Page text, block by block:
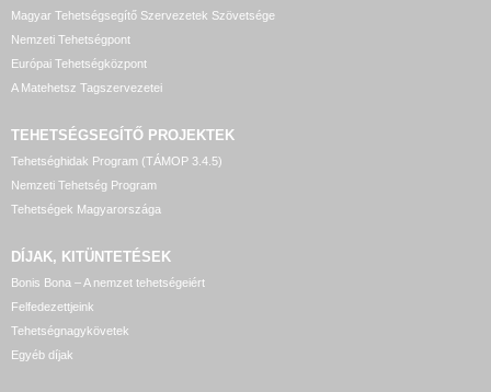
Magyar Tehetségsegítő Szervezetek Szövetsége
Nemzeti Tehetségpont
Európai Tehetségközpont
A Matehetsz Tagszervezetei
TEHETSÉGSEGÍTŐ PROJEKTEK
Tehetséghidak Program (TÁMOP 3.4.5)
Nemzeti Tehetség Program
Tehetségek Magyarországa
DÍJAK, KITÜNTETÉSEK
Bonis Bona – A nemzet tehetségeiért
Felfedezettjeink
Tehetségnagykövetek
Egyéb díjak